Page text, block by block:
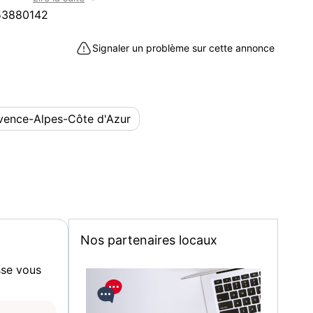
et des empreintes digitales.
5 6ème GEN, iPhone 4S / 4G / 3G / 3GS, iPod,
tactiles.
un e-mail, note, carnet d'adresses ou site web
st just dachun 04.9166.9166
Signaler un problème sur cette annonce
Alpes-Côte d'Azur
vous
Nos partenaires locaux